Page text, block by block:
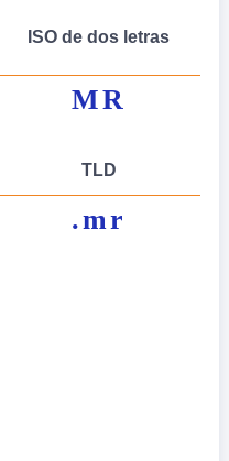
ISO de dos letras
MR
TLD
.mr